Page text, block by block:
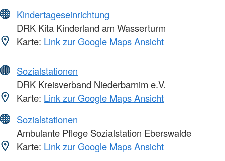
Kindertageseinrichtung
DRK Kita Kinderland am Wasserturm
Karte: Link zur Google Maps Ansicht
Sozialstationen
DRK Kreisverband Niederbarnim e.V.
Karte: Link zur Google Maps Ansicht
Sozialstationen
Ambulante Pflege Sozialstation Eberswalde
Karte: Link zur Google Maps Ansicht